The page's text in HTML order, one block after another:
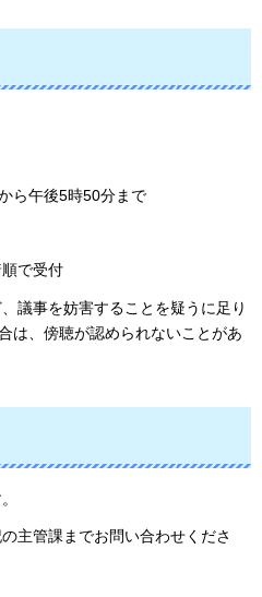
ら午後5時50分まで
で受付
議事を妨害することを疑うに足り
は、傍聴が認められないことがあ
主管課までお問い合わせくださ